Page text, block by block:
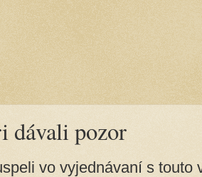
dávali pozor
vo vyjednávaní s touto